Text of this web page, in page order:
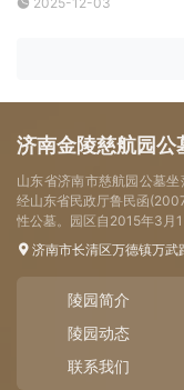
济南金陵慈航园公
山东省济南市慈航园公墓
经山东省民政厅鲁民函
性公墓。园区自2015年3月
济南市长清区万德镇万武
陵园简介
陵园动态
联系我们